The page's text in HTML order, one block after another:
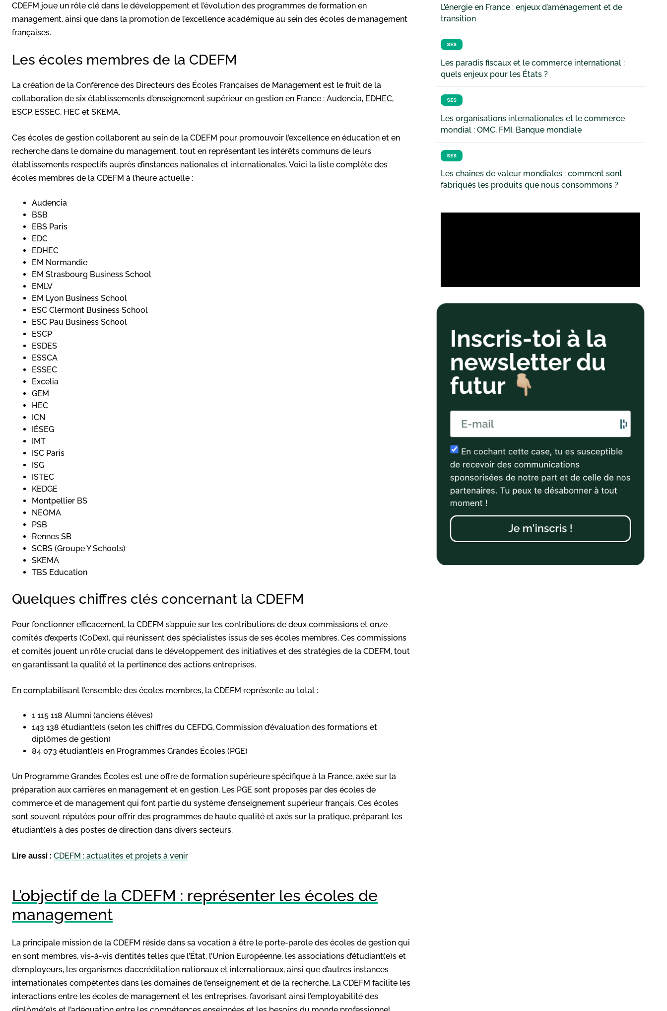
CDEFM joue un rôle clé dans le développement et l’évolution des programmes de formation en
management, ainsi que dans la promotion de l’excellence académique au sein des écoles de management
françaises.
Les écoles membres de la CDEFM
La création de la Conférence des Directeurs des Écoles Françaises de Management est le fruit de la
collaboration de six établissements d’enseignement supérieur en gestion en France : Audencia, EDHEC,
ESCP, ESSEC, HEC et SKEMA.
Ces écoles de gestion collaborent au sein de la CDEFM pour promouvoir l’excellence en éducation et en
recherche dans le domaine du management, tout en représentant les intérêts communs de leurs
établissements respectifs auprès d’instances nationales et internationales. Voici la liste complète des
écoles membres de la CDEFM à l’heure actuelle :
Audencia
BSB
EBS Paris
EDC
EDHEC
EM Normandie
EM Strasbourg Business School
EMLV
EM Lyon Business School
ESC Clermont Business School
ESC Pau Business School
ESCP
ESDES
ESSCA
ESSEC
Excelia
GEM
HEC
ICN
IÉSEG
IMT
ISC Paris
ISG
ISTEC
KEDGE
Montpellier BS
NEOMA
PSB
Rennes SB
SCBS (Groupe Y Schools)
SKEMA
TBS Education
Quelques chiffres clés concernant la CDEFM
Pour fonctionner efficacement, la CDEFM s’appuie sur les contributions de deux commissions et onze
comités d’experts (CoDex), qui réunissent des spécialistes issus de ses écoles membres. Ces commissions
et comités jouent un rôle crucial dans le développement des initiatives et des stratégies de la CDEFM, tout
en garantissant la qualité et la pertinence des actions entreprises.
En comptabilisant l’ensemble des écoles membres, la CDEFM représente au total :
1 115 118 Alumni (anciens élèves)
143 138 étudiant(e)s (selon les chiffres du CEFDG, Commission d’évaluation des formations et
diplômes de gestion)
84 073 étudiant(e)s en Programmes Grandes Écoles (PGE)
Un Programme Grandes Écoles est une offre de formation supérieure spécifique à la France, axée sur la
préparation aux carrières en management et en gestion. Les PGE sont proposés par des écoles de
commerce et de management qui font partie du système d’enseignement supérieur français. Ces écoles
sont souvent réputées pour offrir des programmes de haute qualité et axés sur la pratique, préparant les
étudiant(e)s à des postes de direction dans divers secteurs.
Lire aussi : CDEFM : actualités et projets à venir
L’objectif de la CDEFM : représenter les écoles de
management
La principale mission de la CDEFM réside dans sa vocation à être le porte-parole des écoles de gestion qui
en sont membres, vis-à-vis d’entités telles que l’État, l’Union Européenne, les associations d’étudiant(e)s et
d’employeurs, les organismes d’accréditation nationaux et internationaux, ainsi que d’autres instances
internationales compétentes dans les domaines de l’enseignement et de la recherche. La CDEFM facilite les
interactions entre les écoles de management et les entreprises, favorisant ainsi l’employabilité des
L’énergie en France : enjeux d’aménagement et de
transition
SES
Les paradis fiscaux et le commerce international :
quels enjeux pour les États ?
SES
Les organisations internationales et le commerce
mondial : OMC, FMI, Banque mondiale
SES
Les chaînes de valeur mondiales : comment sont
fabriqués les produits que nous consommons ?